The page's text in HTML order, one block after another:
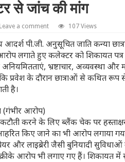
से जांच की मांग
Leave a comment 107 Views
पी.जी. अनुसूचित जाति कन्या
लगाते हुए कलेक्टर को शिकायत पत्र
भ्रष्टाचार, अव्यवस्था और
प्रवेश के दौरान छात्राओं से कथित
है।
(गंभीर आरोप)
करने के लिए ब्लैंक चेक पर
किए जाने का भी आरोप लगाया
और लाइब्रेरी जैसी बुनियादी
के आरोप भी लगाए गए हैं। शिकायत में